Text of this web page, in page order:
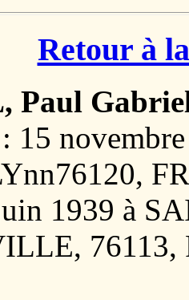
Retour à
Paul
: 15
1939 à
76113,